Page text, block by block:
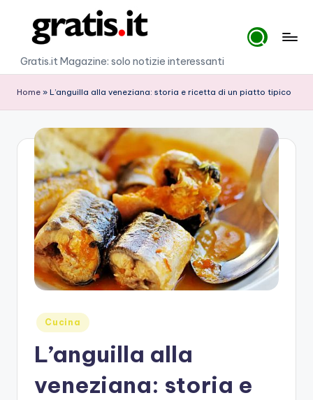
content
G
r
a
Gratis.it Magazine: solo notizie interessanti
Home » L’anguilla alla veneziana: storia e ricetta di un piatto tipico
Posted
in
Cucina
L’anguilla alla
veneziana: storia e